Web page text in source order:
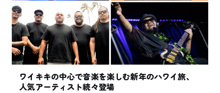
ワイキキの中心で音楽を楽しむ新年のハワイ旅、
人気アーティスト続々登場